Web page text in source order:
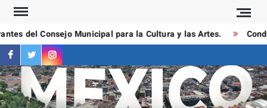
Saltar
contenidodel Consejo Municipal para la Cultura y las Artes.
facebook
twitterinstagram